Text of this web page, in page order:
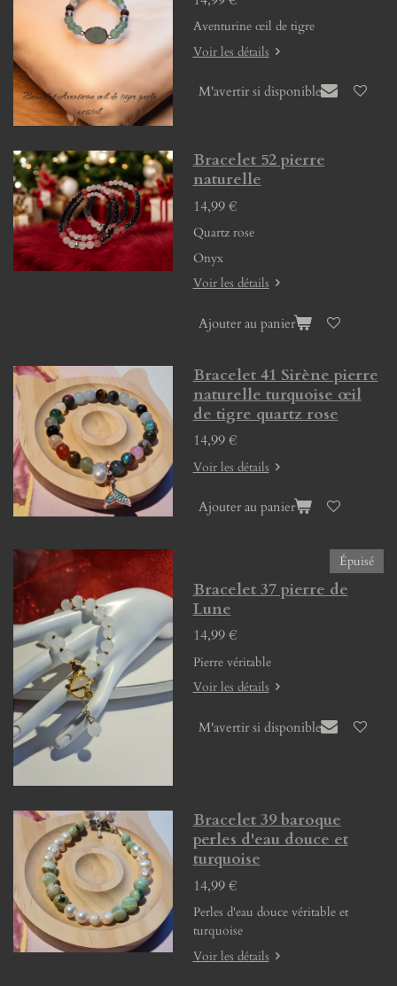
Aventurine œil de tigre
Voir les détails
M'avertir si disponible
Bracelet 52 pierre
naturelle
14,99 €
Quartz rose
Onyx
Voir les détails
Ajouter au panier
Bracelet 41 Sirène pierre
naturelle turquoise œil
de tigre quartz rose
14,99 €
Voir les détails
Ajouter au panier
Épuisé
Bracelet 37 pierre de
Lune
14,99 €
Pierre véritable
Voir les détails
M'avertir si disponible
Bracelet 39 baroque
perles d'eau douce et
turquoise
14,99 €
Perles d'eau douce véritable et
turquoise
Voir les détails